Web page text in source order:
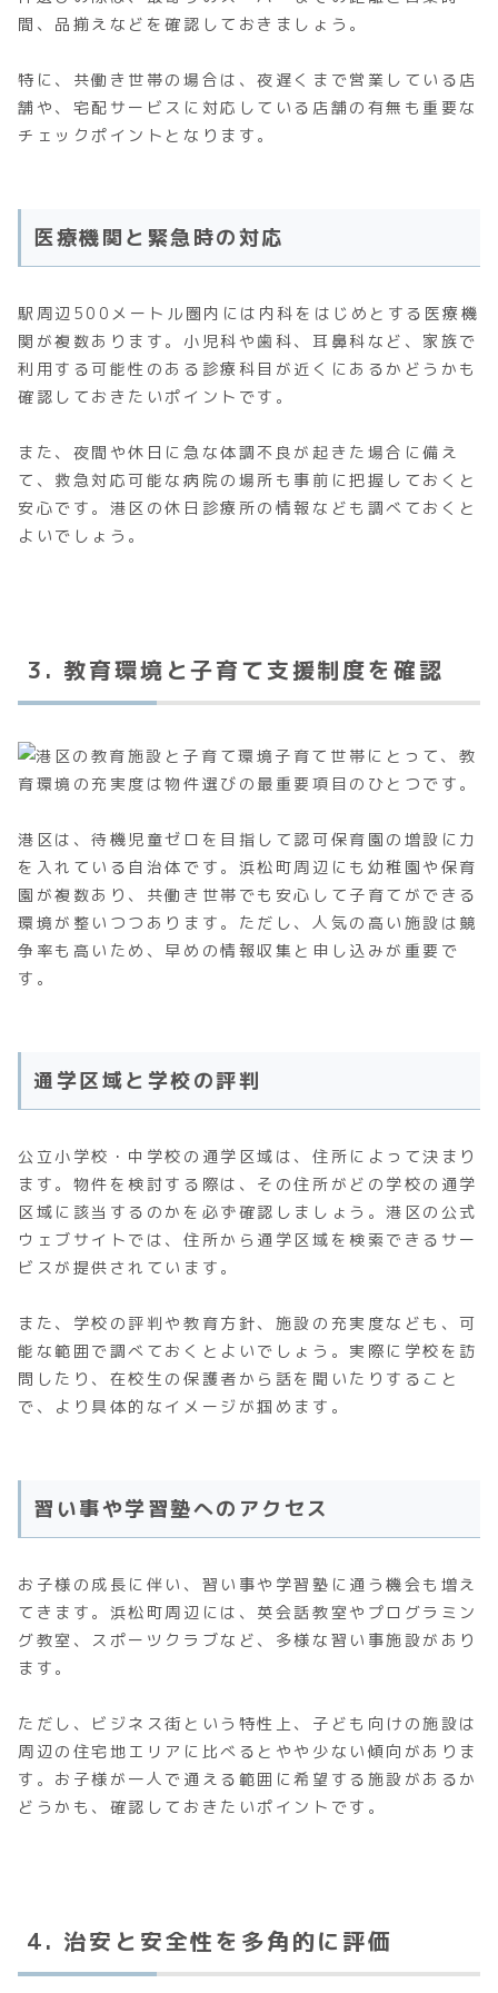
間、品揃えなどを確認しておきましょう。
特に、共働き世帯の場合は、夜遅くまで営業している店
舗や、宅配サービスに対応している店舗の有無も重要な
チェックポイントとなります。
医療機関と緊急時の対応
駅周辺500メートル圏内には内科をはじめとする医療機
関が複数あります。小児科や歯科、耳鼻科など、家族で
利用する可能性のある診療科目が近くにあるかどうかも
確認しておきたいポイントです。
また、夜間や休日に急な体調不良が起きた場合に備え
て、救急対応可能な病院の場所も事前に把握しておくと
安心です。港区の休日診療所の情報なども調べておくと
よいでしょう。
3. 教育環境と子育て支援制度を確認
子育て世帯にとって、教
育環境の充実度は物件選びの最重要項目のひとつです。
港区は、待機児童ゼロを目指して認可保育園の増設に力
を入れている自治体です。浜松町周辺にも幼稚園や保育
園が複数あり、共働き世帯でも安心して子育てができる
環境が整いつつあります。ただし、人気の高い施設は競
争率も高いため、早めの情報収集と申し込みが重要で
す。
通学区域と学校の評判
公立小学校・中学校の通学区域は、住所によって決まり
ます。物件を検討する際は、その住所がどの学校の通学
区域に該当するのかを必ず確認しましょう。港区の公式
ウェブサイトでは、住所から通学区域を検索できるサー
ビスが提供されています。
また、学校の評判や教育方針、施設の充実度なども、可
能な範囲で調べておくとよいでしょう。実際に学校を訪
問したり、在校生の保護者から話を聞いたりすること
で、より具体的なイメージが掴めます。
習い事や学習塾へのアクセス
お子様の成長に伴い、習い事や学習塾に通う機会も増え
てきます。浜松町周辺には、英会話教室やプログラミン
グ教室、スポーツクラブなど、多様な習い事施設があり
ます。
ただし、ビジネス街という特性上、子ども向けの施設は
周辺の住宅地エリアに比べるとやや少ない傾向がありま
す。お子様が一人で通える範囲に希望する施設があるか
どうかも、確認しておきたいポイントです。
4. 治安と安全性を多角的に評価